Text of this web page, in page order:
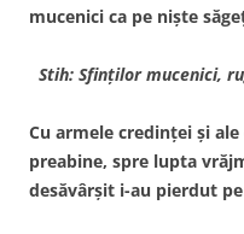
mucenici ca pe nişte
Stih: Sfinţilor mucenici,
Cu armele credinţei şi
preabine, spre lupta
desăvârşit i-au pierdut